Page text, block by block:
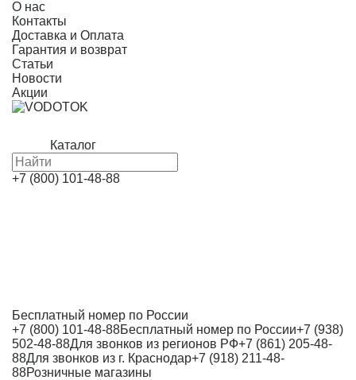
О нас
Контакты
Доставка и Оплата
Гарантия и возврат
Статьи
Новости
Акции
Каталог
+7 (800) 101-48-88
Бесплатный номер по России
+7 (800) 101-48-88Бесплатный номер по России+7 (938)
502-48-88Для звонков из регионов РФ+7 (861) 205-48-
88Для звонков из г. Краснодар+7 (918) 211-48-
88Розничные магазины